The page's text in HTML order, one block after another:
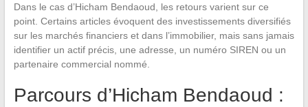
Dans le cas d’Hicham Bendaoud, les retours varient sur ce
point. Certains articles évoquent des investissements diversifiés
sur les marchés financiers et dans l’immobilier, mais sans jamais
identifier un actif précis, une adresse, un numéro SIREN ou un
partenaire commercial nommé.
Parcours d’Hicham Bendaoud :